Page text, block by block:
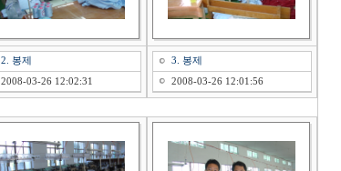
2. 봉제
2008-03-26 12:02:31
3. 봉제
2008-03-26 12:01:56